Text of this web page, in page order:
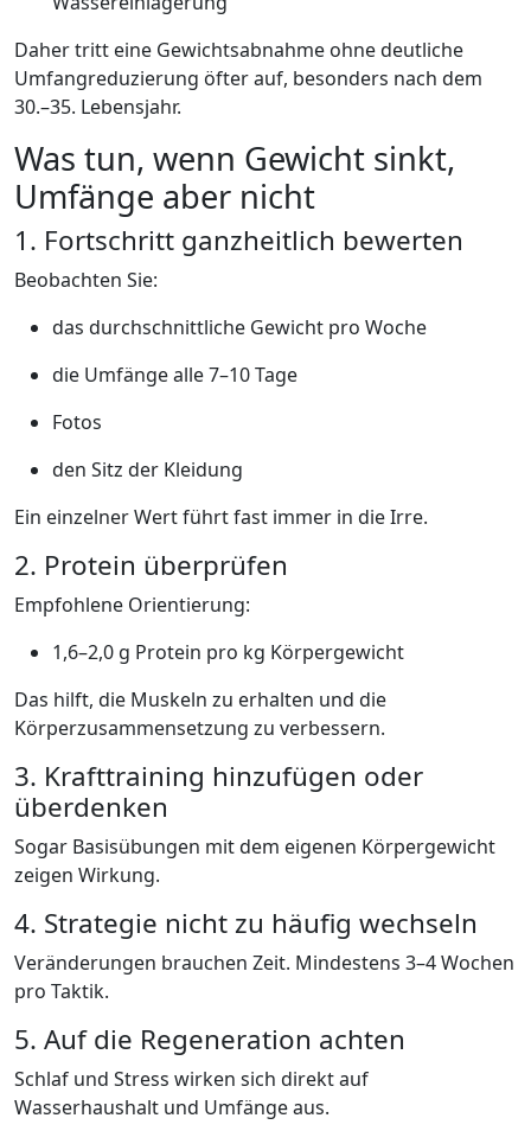
Daher tritt eine Gewichtsabnahme ohne deutliche
Umfangreduzierung öfter auf, besonders nach dem
30.–35. Lebensjahr.
Was tun, wenn Gewicht sinkt,
Umfänge aber nicht
1. Fortschritt ganzheitlich bewerten
Beobachten Sie:
das durchschnittliche Gewicht pro Woche
die Umfänge alle 7–10 Tage
Fotos
den Sitz der Kleidung
Ein einzelner Wert führt fast immer in die Irre.
2. Protein überprüfen
Empfohlene Orientierung:
1,6–2,0 g Protein pro kg Körpergewicht
Das hilft, die Muskeln zu erhalten und die
Körperzusammensetzung zu verbessern.
3. Krafttraining hinzufügen oder
überdenken
Sogar Basisübungen mit dem eigenen Körpergewicht
zeigen Wirkung.
4. Strategie nicht zu häufig wechseln
Veränderungen brauchen Zeit. Mindestens 3–4 Wochen
pro Taktik.
5. Auf die Regeneration achten
Schlaf und Stress wirken sich direkt auf
Wasserhaushalt und Umfänge aus.